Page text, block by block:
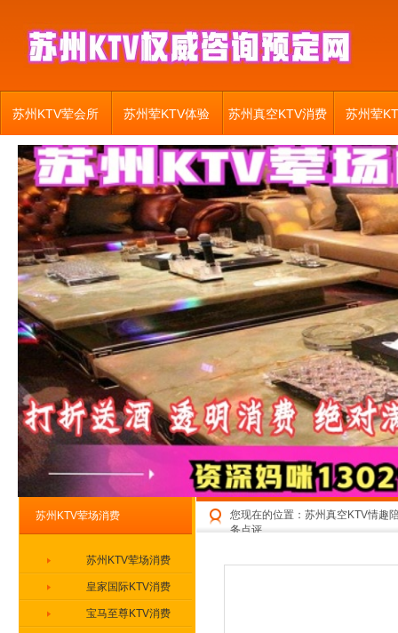
苏州KTV荤会所 苏州荤KTV体验 苏州真空KTV消费 苏州荤
您现在的位置： 苏州真空KTV情趣
务点评
苏州KTV荤场消费
苏州KTV荤场消费
皇家国际KTV消费
宝马至尊KTV消费